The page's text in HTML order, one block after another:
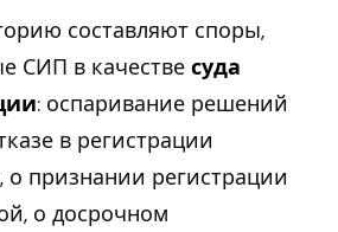
составляют споры,
СИП в качестве суда
: оспаривание решений
в регистрации
о признании регистрации
о досрочном